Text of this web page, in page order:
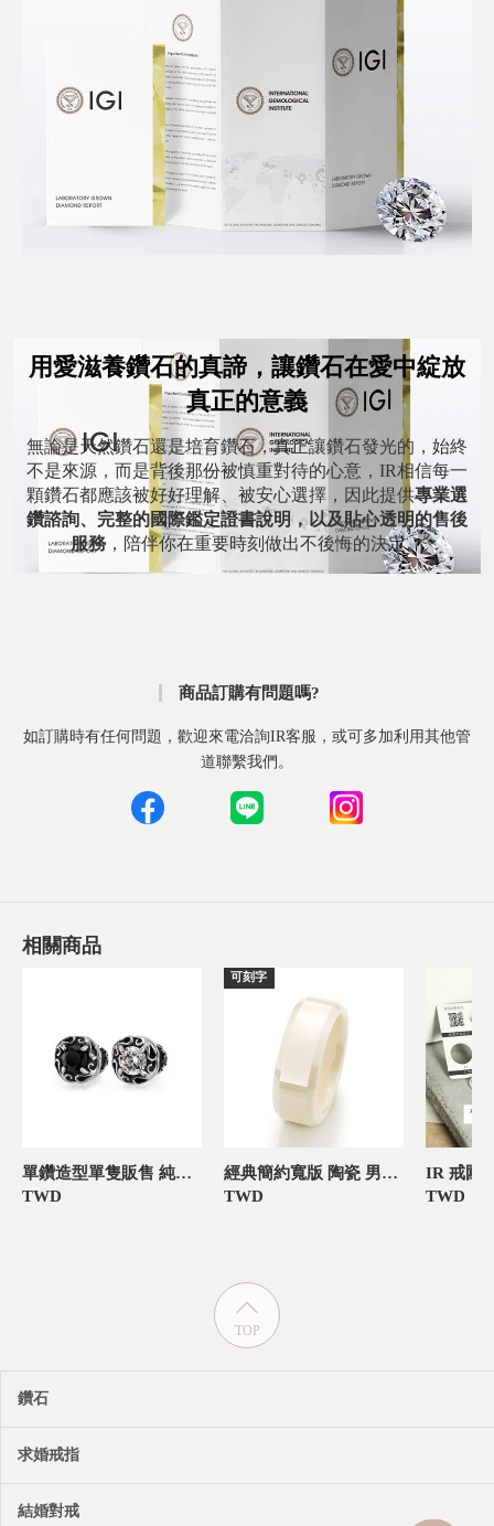
用愛滋養鑽石的真諦，讓鑽石在愛中綻放
真正的意義
無論是天然鑽石還是培育鑽石，真正讓鑽石發光的，始終
不是來源，而是背後那份被慎重對待的心意，IR相信每一
顆鑽石都應該被好好理解、被安心選擇，因此提供專業選
鑽諮詢、完整的國際鑑定證書說明，以及貼心透明的售後
服務，陪伴你在重要時刻做出不後悔的決定。
商品訂購有問題嗎?
如訂購時有任何問題，歡迎來電洽詢IR客服，或可多加利用其他管
道聯繫我們。
相關商品
單鑽造型單隻販售 純銀 男款耳環飾品
TWD
可刻字
經典簡約寬版 陶瓷 男款戒指
TWD
TWD
TOP
鑽石
求婚戒指
結婚對戒